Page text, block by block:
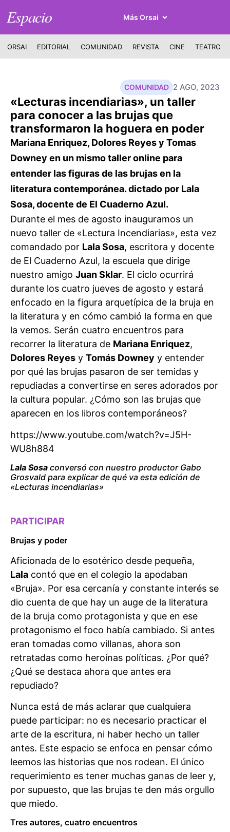
Espacio Más Orsai
ORSAI EDITORIAL COMUNIDAD REVISTA CINE TEATRO
2 AGO, 2023
COMUNIDAD
«Lecturas incendiarias», un taller
para conocer a las brujas que
transformaron la hoguera en poder
Mariana Enriquez, Dolores Reyes y Tomas
Downey en un mismo taller online para
entender las figuras de las brujas en la
literatura contemporánea. dictado por Lala
Sosa, docente de El Cuaderno Azul.
Durante el mes de agosto inauguramos un
nuevo taller de «Lectura Incendiarias», esta vez
comandado por Lala Sosa, escritora y docente
de El Cuaderno Azul, la escuela que dirige
nuestro amigo Juan Sklar. El ciclo ocurrirá
durante los cuatro jueves de agosto y estará
enfocado en la figura arquetípica de la bruja en
la literatura y en cómo cambió la forma en que
la vemos. Serán cuatro encuentros para
recorrer la literatura de Mariana Enriquez,
Dolores Reyes y Tomás Downey y entender
por qué las brujas pasaron de ser temidas y
repudiadas a convertirse en seres adorados por
la cultura popular. ¿Cómo son las brujas que
aparecen en los libros contemporáneos?
https://www.youtube.com/watch?v=J5H-
WU8h884
Lala Sosa conversó con nuestro productor Gabo
Grosvald para explicar de qué va esta edición de
«Lecturas incendiarias»
PARTICIPAR
Brujas y poder
Aficionada de lo esotérico desde pequeña,
Lala contó que en el colegio la apodaban
«Bruja». Por esa cercanía y constante interés se
dio cuenta de que hay un auge de la literatura
de la bruja como protagonista y que en ese
protagonismo el foco había cambiado. Si antes
eran tomadas como villanas, ahora son
retratadas como heroínas políticas. ¿Por qué?
¿Qué se destaca ahora que antes era
repudiado?
Nunca está de más aclarar que cualquiera
puede participar: no es necesario practicar el
arte de la escritura, ni haber hecho un taller
antes. Este espacio se enfoca en pensar cómo
leemos las historias que nos rodean. El único
requerimiento es tener muchas ganas de leer y,
por supuesto, que las brujas te den más orgullo
que miedo.
Tres autores, cuatro encuentros